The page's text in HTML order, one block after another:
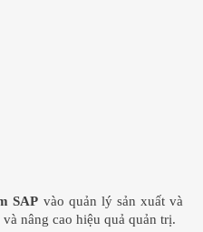
SAP vào quản lý sản xuất và
nâng cao hiệu quả quản trị.